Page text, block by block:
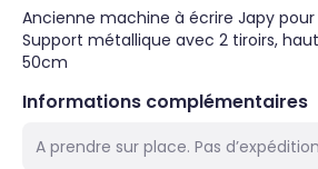
Ancienne machine à écrire Japy
Support métallique avec 2 tiroirs,
50cm
Informations complémentaires
A prendre sur place. Pas